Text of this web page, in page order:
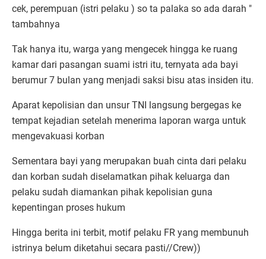
cek, perempuan (istri pelaku ) so ta palaka so ada darah "
tambahnya
Tak hanya itu, warga yang mengecek hingga ke ruang
kamar dari pasangan suami istri itu, ternyata ada bayi
berumur 7 bulan yang menjadi saksi bisu atas insiden itu.
Aparat kepolisian dan unsur TNI langsung bergegas ke
tempat kejadian setelah menerima laporan warga untuk
mengevakuasi korban
Sementara bayi yang merupakan buah cinta dari pelaku
dan korban sudah diselamatkan pihak keluarga dan
pelaku sudah diamankan pihak kepolisian guna
kepentingan proses hukum
Hingga berita ini terbit, motif pelaku FR yang membunuh
istrinya belum diketahui secara pasti//Crew))